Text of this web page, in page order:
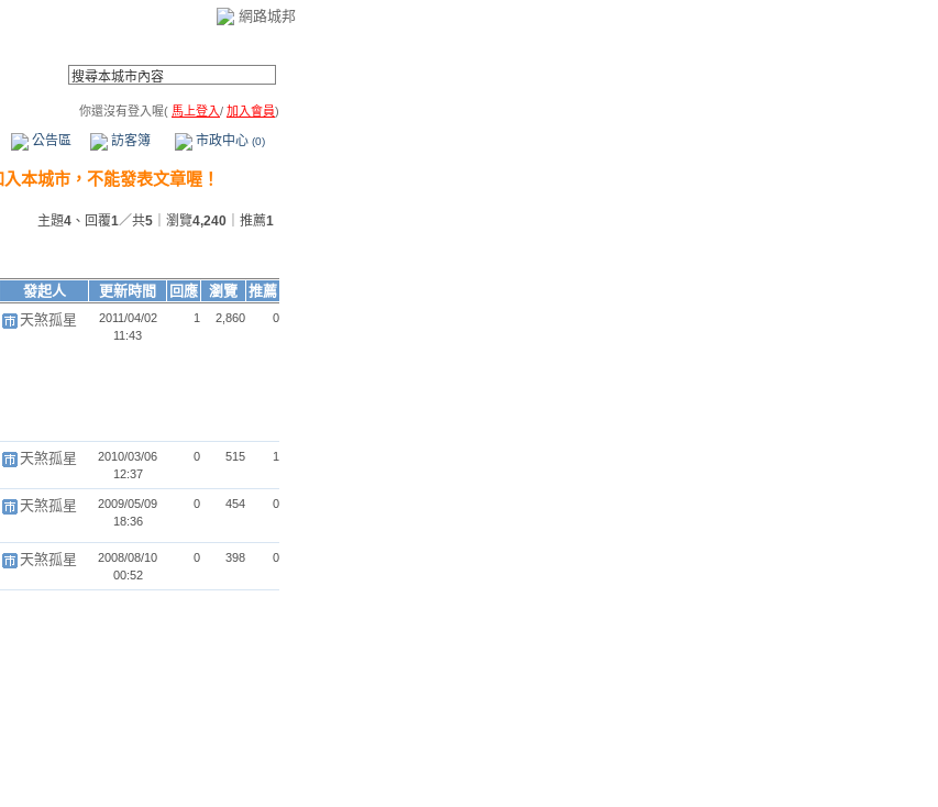
網路城邦
你還沒有登入喔( 馬上登入/ 加入會員)
公告區 訪客簿 市政中心 (0)
主題4 、回覆1／共5 ｜瀏覽4,240 ｜推薦1
發起人 更新時間 回應 瀏覽
推薦
天煞孤星
2011/04/02
11:43
1 2,860 0
天煞孤星
2010/03/06
12:37
0 515 1
天煞孤星
2009/05/09
18:36
0 454 0
天煞孤星
2008/08/10
00:52
0 398 0